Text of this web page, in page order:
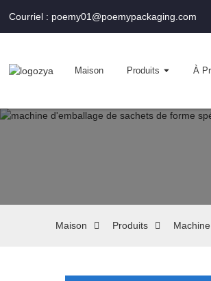
Courriel : poemy01@poemypackaging.com
Maison Produits À
Maison Produits